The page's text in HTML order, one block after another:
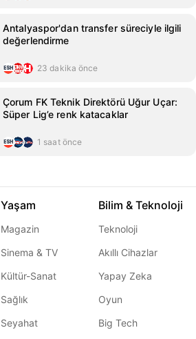
Antalyaspor'dan transfer süreciyle ilgili
değerlendirme
23 dakika önce
Çorum FK Teknik Direktörü Uğur Uçar:
Süper Lig’e renk katacaklar
1 saat önce
Yaşam
Magazin
Sinema & TV
Kültür-Sanat
Sağlık
Seyahat
Bilim & Teknoloji
Teknoloji
Akıllı Cihazlar
Yapay Zeka
Oyun
Big Tech